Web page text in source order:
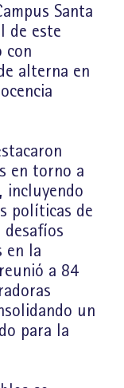
Santa
de este
con
alterna en
en torno a
incluyendo
políticas de
en la
a 84
un
para la